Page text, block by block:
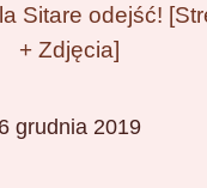
Sitare odejść!
+ Zdjęcia]
6 grudnia 2019